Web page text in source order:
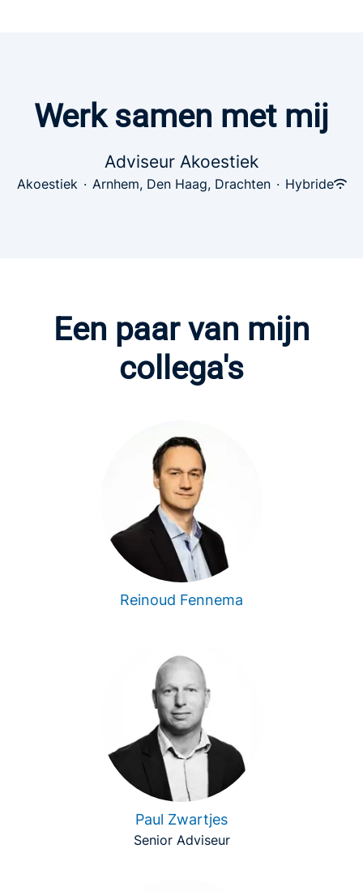
Werk samen met mij
Adviseur Akoestiek
Akoestiek · Arnhem, Den Haag, Drachten · Hybride
Een paar van mijn
collega's
Reinoud Fennema
Paul Zwartjes
Senior Adviseur